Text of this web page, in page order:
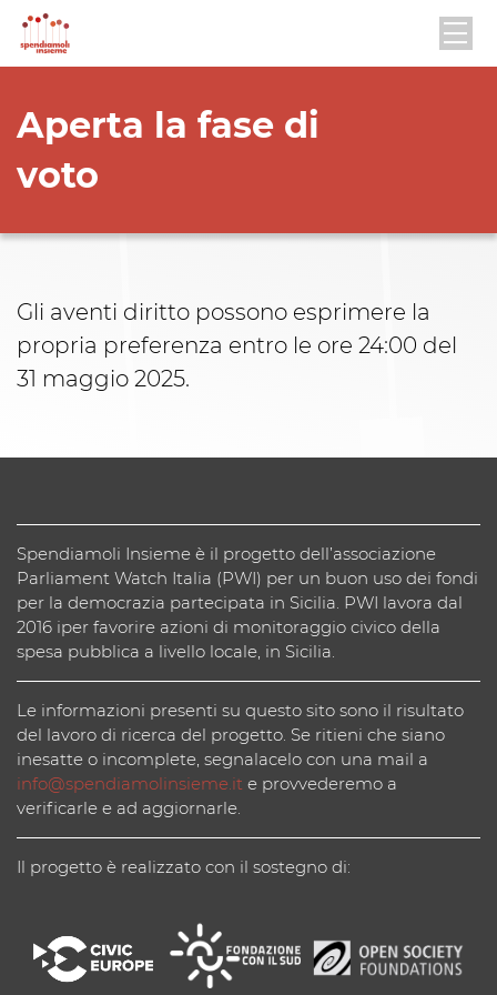
Aperta la fase di
voto
Gli aventi diritto possono esprimere la
propria preferenza entro le ore 24:00 del
31 maggio 2025.
Spendiamoli Insieme è il progetto dell’associazione
Parliament Watch Italia (PWI) per un buon uso dei fondi
per la democrazia partecipata in Sicilia. PWI lavora dal
2016 iper favorire azioni di monitoraggio civico della
spesa pubblica a livello locale, in Sicilia.
Le informazioni presenti su questo sito sono il risultato
del lavoro di ricerca del progetto. Se ritieni che siano
inesatte o incomplete, segnalacelo con una mail a
info@spendiamolinsieme.it e provvederemo a
verificarle e ad aggiornarle.
Il progetto è realizzato con il sostegno di: